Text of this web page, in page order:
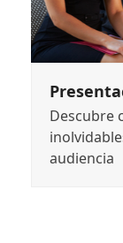
Descubre
audiencia